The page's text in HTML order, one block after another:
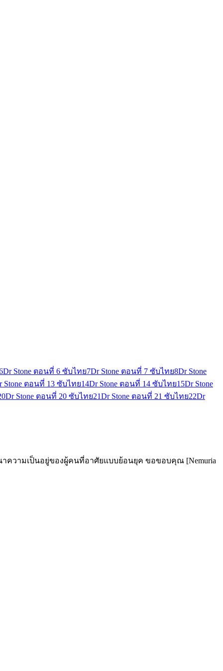
Dr Stone ตอนที่ 6 ซับไทย7Dr Stone ตอนที่ 7 ซับไทย8Dr Stone
Stone ตอนที่ 13 ซับไทย14Dr Stone ตอนที่ 14 ซับไทย15Dr Stone
Dr Stone ตอนที่ 20 ซับไทย21Dr Stone ตอนที่ 21 ซับไทย22Dr
ความเป็นอยู่ของผู้คนที่อาศัยแบบย้อนยุค ขอขอบคุณ [Nemuria